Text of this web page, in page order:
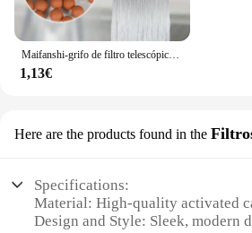
Maifanshi-grifo de filtro telescópico giratorio de 360 grados, antisalpicaduras, extensible, purificación de agua, herramienta pequeña práctica
1,13€
Here are the products found in the
Specifications:
Material: High-quality activated
Design and Style: Sleek, modern